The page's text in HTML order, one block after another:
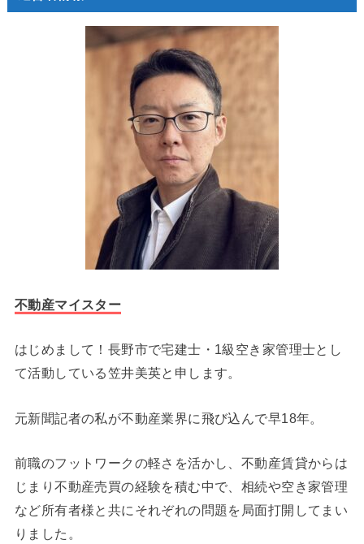
不動産マイスター
はじめまして！長野市で宅建士・1級空き家管理士とし
て活動している笠井美英と申します。
元新聞記者の私が不動産業界に飛び込んで早18年。
前職のフットワークの軽さを活かし、不動産賃貸からは
じまり不動産売買の経験を積む中で、相続や空き家管理
など所有者様と共にそれぞれの問題を局面打開してまい
りました。